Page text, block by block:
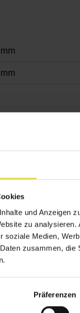
und Anzeigen
zu
soziale Medien,
zusammen,
Präferenzen
von